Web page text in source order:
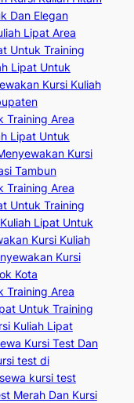
Dan Elegan
Lipat Area
Untuk Training
Lipat Untuk
Kursi Kuliah
Training Area
Lipat Untuk
Kursi
Tambun
Training Area
Untuk Training
Lipat Untuk
Kursi Kuliah
Kursi
Kota
Training Area
Untuk Training
Kuliah Lipat
Kursi Test Dan
test di
sewa kursi test
Merah Dan Kursi